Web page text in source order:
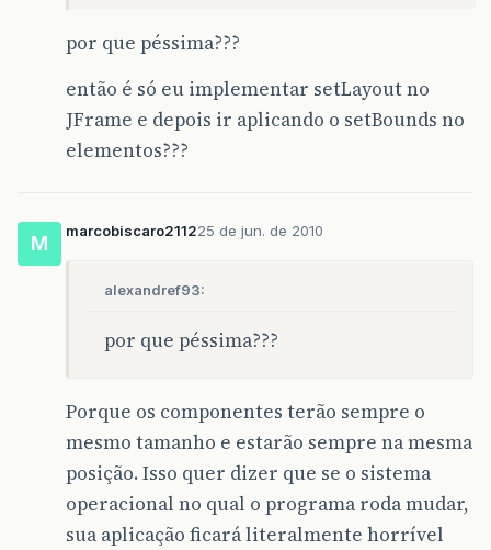
por que péssima???
então é só eu implementar setLayout no
JFrame e depois ir aplicando o setBounds no
elementos???
M
marcobiscaro211225 de jun. de 2010
alexandref93:
por que péssima???
Porque os componentes terão sempre o
mesmo tamanho e estarão sempre na mesma
posição. Isso quer dizer que se o sistema
operacional no qual o programa roda mudar,
sua aplicação ficará literalmente horrível